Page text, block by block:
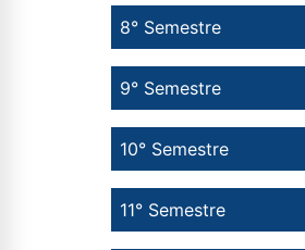
11° Semestre
10° Semestre
9° Semestre
8° Semestre